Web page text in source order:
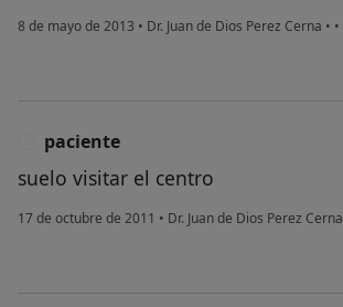
8 de mayo de 2013 • Dr. Juan de Dios Perez Cerna • •
paciente
suelo visitar el centro
17 de octubre de 2011 • Dr. Juan de Dios Perez Cerna